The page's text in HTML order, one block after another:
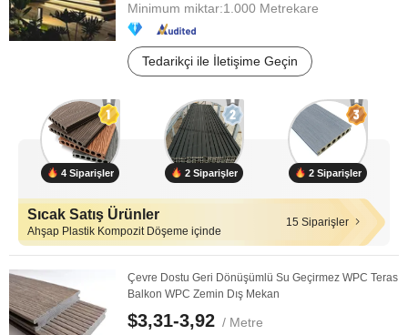
Minimum miktar:1.000 Metrekare
Tedarikçi ile İletişime Geçin
4 Siparişler 2 Siparişler 2 Siparişler
Sıcak Satış Ürünler
Ahşap Plastik Kompozit Döşeme içinde
15 Siparişler
Çevre Dostu Geri Dönüşümlü Su Geçirmez WPC Teras
Balkon WPC Zemin Dış Mekan
$3,31-3,92 / Metre